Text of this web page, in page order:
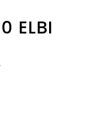
ELBI